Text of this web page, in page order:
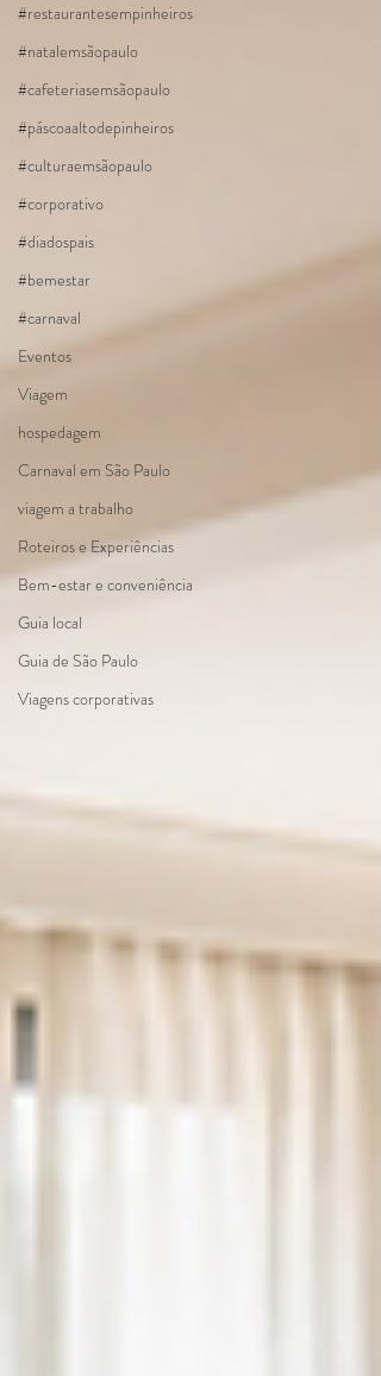
#restaurantesempinheiros
#natalemsãopaulo
#cafeteriasemsãopaulo
#páscoaaltodepinheiros
#culturaemsãopaulo
#corporativo
#diadospais
#bemestar
#carnaval
Eventos
Viagem
hospedagem
Carnaval em São Paulo
viagem a trabalho
Roteiros e Experiências
Bem-estar e conveniência
Guia local
Guia de São Paulo
Viagens corporativas